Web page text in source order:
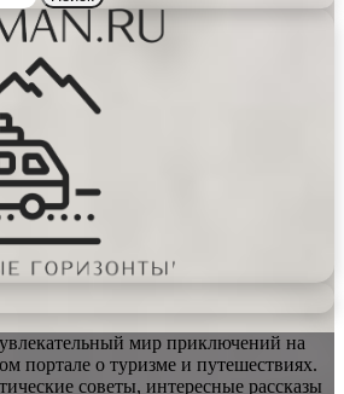
мир приключений на
портале о туризме и путешествиях.
советы, интересные рассказы